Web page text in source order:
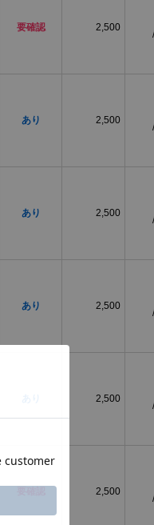
要確認 2,500
あり 2,500
あり 2,500
あり 2,500
2,500
2,500